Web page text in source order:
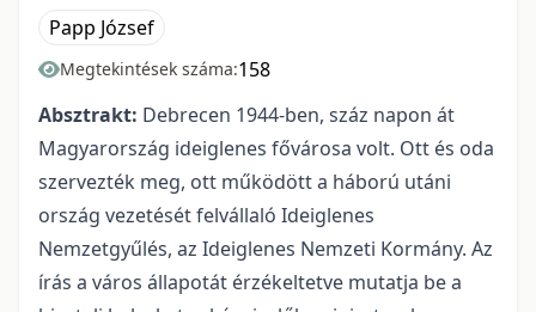
Papp József
Megtekintések száma:158
Absztrakt: Debrecen 1944-ben, száz napon át
Magyarország ideiglenes fővárosa volt. Ott és oda
szervezték meg, ott működött a háború utáni
ország vezetését felvállaló Ideiglenes
Nemzetgyűlés, az Ideiglenes Nemzeti Kormány. Az
írás a város állapotát érzékeltetve mutatja be a